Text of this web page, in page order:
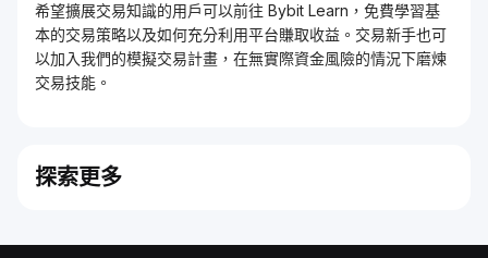
希望擴展交易知識的用戶可以前往 Bybit Learn，免費學習基
本的交易策略以及如何充分利用平台賺取收益。交易新手也可
以加入我們的模擬交易計畫，在無實際資金風險的情況下磨煉
交易技能。
探索更多